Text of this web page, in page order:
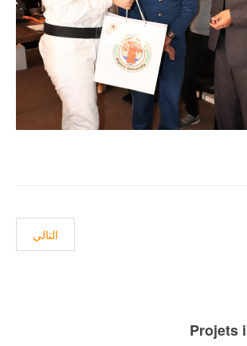
مدير الجامعة مع لجنة الخدمات الاجتماعية لكلية
المقال
التالي
Projets